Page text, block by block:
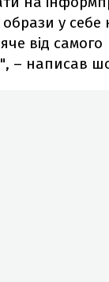
образи у себе
від самого
– написав